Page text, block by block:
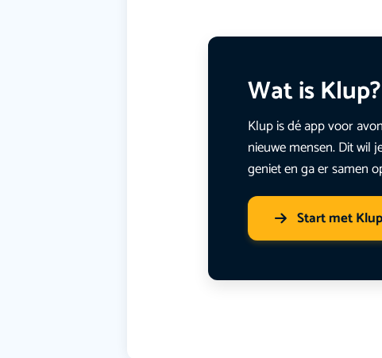
Wat is Klup?
Klup is dé app voor
nieuwe mensen. Dit wil
geniet en ga er samen
Start met